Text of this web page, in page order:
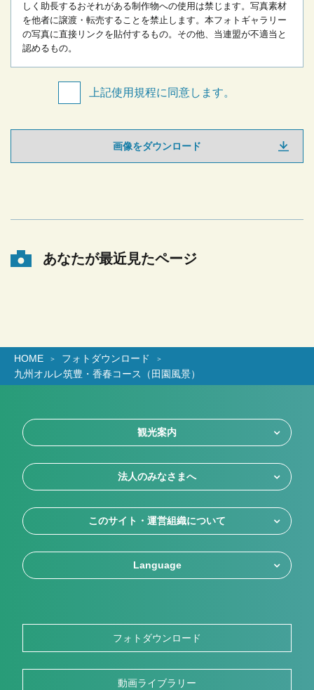
しく助長するおそれがある制作物への使用は禁じます。 写真素材
を他者に譲渡・転売することを禁止します。 本フォトギャラリー
の写真に直接リンクを貼付するもの。 その他、当連盟が不適当と
認めるもの。
上記使用規程に同意します。
画像をダウンロード
あなたが最近見たページ
HOME
フォトダウンロード
九州オルレ筑豊・香春コース（田園風景）
観光案内
法人のみなさまへ
このサイト・運営組織について
Language
フォトダウンロード
動画ライブラリー